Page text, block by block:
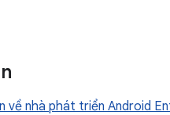
về nhà phát triển Android